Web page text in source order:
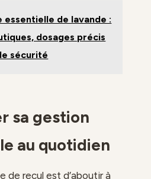
essentielle de lavande :
dosages précis
sécurité
sa gestion
au quotidien
de recul est d’aboutir à